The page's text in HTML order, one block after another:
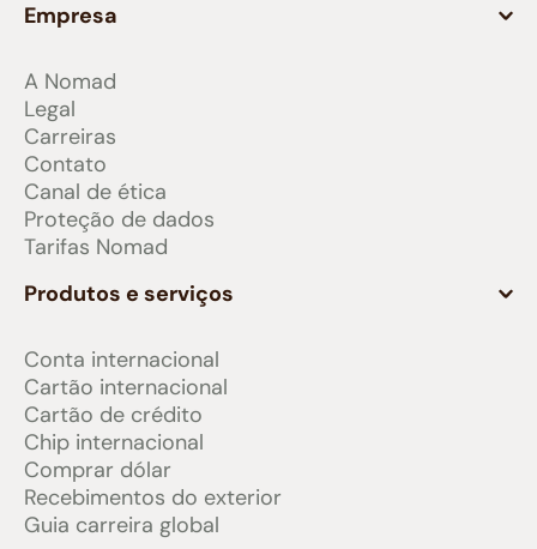
Empresa
A Nomad
Legal
Carreiras
Contato
Canal de ética
Proteção de dados
Tarifas Nomad
Produtos e serviços
Conta internacional
Cartão internacional
Cartão de crédito
Chip internacional
Comprar dólar
Recebimentos do exterior
Guia carreira global